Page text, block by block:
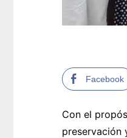
Facebook
Con el
preservación